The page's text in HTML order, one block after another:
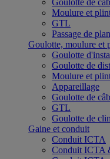
Goulotte de
Moulure et
GTL
Passage de
Goulotte, moulure et
Goulotte
Goulotte de
Moulure et
Appareillage
Goulotte de
GTL
Goulotte de
Gaine et conduit
Conduit ICTA
Conduit ICTA